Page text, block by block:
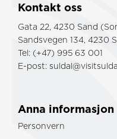
Kontakt oss
Gata 22, 4230 Sand
Sandsvegen 134, 4230
Tel: (+47) 995 63 001
E-post:
Anna informasjon
Personvern